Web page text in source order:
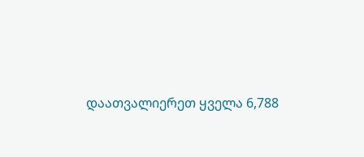
ᲓᲐᲐᲗᲕᲐᲚᲘᲔᲠᲔᲗ ᲧᲕᲔᲚᲐ 6,788